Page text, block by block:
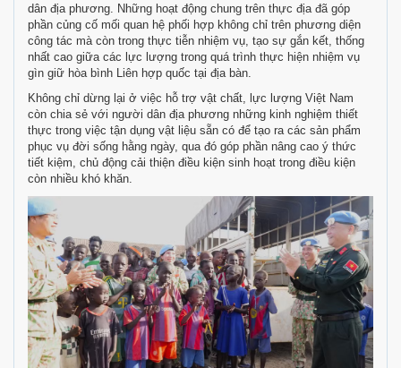
dân địa phương. Những hoạt động chung trên thực địa đã góp
phần củng cố mối quan hệ phối hợp không chỉ trên phương diện
công tác mà còn trong thực tiễn nhiệm vụ, tạo sự gắn kết, thống
nhất cao giữa các lực lượng trong quá trình thực hiện nhiệm vụ
gìn giữ hòa bình Liên hợp quốc tại địa bàn.
Không chỉ dừng lại ở việc hỗ trợ vật chất, lực lượng Việt Nam
còn chia sẻ với người dân địa phương những kinh nghiệm thiết
thực trong việc tận dụng vật liệu sẵn có để tạo ra các sản phẩm
phục vụ đời sống hằng ngày, qua đó góp phần nâng cao ý thức
tiết kiệm, chủ động cải thiện điều kiện sinh hoạt trong điều kiện
còn nhiều khó khăn.